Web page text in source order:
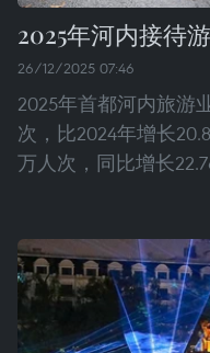
2025年河内接待
26/12/2025 07:46
2025年首都河内旅游
次，比2024年增长
万人次，同比增长